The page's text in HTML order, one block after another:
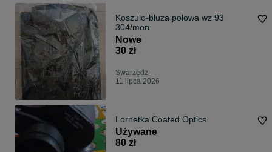
Koszulo-bluza polowa wz 93
304/mon
Nowe
30 zł
Swarzędz
11 lipca 2026
Lornetka Coated Optics
Używane
80 zł